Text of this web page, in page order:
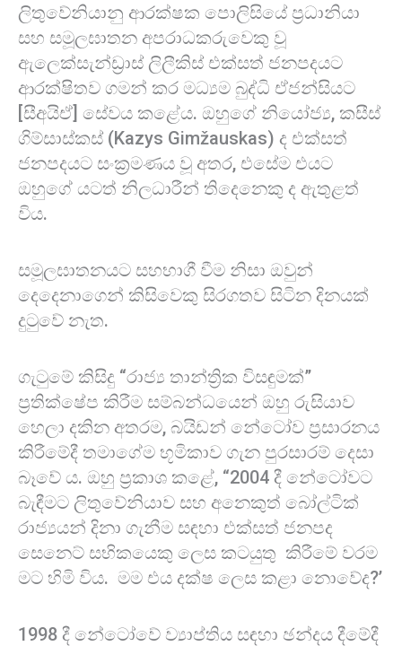
ලිතුවේනියානු ආරක්ෂක පොලිසියේ ප්‍රධානියා
සහ සමූලඝාතන අපරාධකරුවෙකු වූ
ඇලෙක්සැන්ඩ්‍රාස් ලිලීකිස් එක්සත් ජනපදයට
ආරක්ෂිතව ගමන් කර මධ්‍යම බුද්ධි ඒජන්සියට
[සීඅයිඒ] සේවය කළේය. ඔහුගේ නියෝජ්‍ය, කසීස්
ගිම්සාස්කස් (Kazys Gimžauskas) ද එක්සත්
ජනපදයට සංක්‍රමණය වූ අතර, එසේම එයට
ඔහුගේ යටත් නිලධාරීන් තිදෙනෙකු ද ඇතුළත්
විය.
සමූලඝාතනයට සහභාගී වීම නිසා ඔවුන්
දෙදෙනාගෙන් කිසිවෙකු සිරගතව සිටින දිනයක්
දුටුවේ නැත.
ගැටුමේ කිසිදු “රාජ්‍ය තාන්ත්‍රික විසඳුමක්”
ප්‍රතික්ෂේප කිරීම සම්බන්ධයෙන් ඔහු රුසියාව
හෙලා දකින අතරම, බයිඩන් නේටෝව ප්‍රසාරනය
කිරීමේදී තමාගේම භූමිකාව ගැන පුරසාරම් දෙසා
බෑවේ ය. ඔහු ප්‍රකාශ කළේ, “2004 දී නේටෝවට
බැඳීමට ලිතුවේනියාව සහ අනෙකුත් බෝල්ටික්
රාජ්‍යයන් දිනා ගැනීම සඳහා එක්සත් ජනපද
සෙනෙට් සභිකයෙකු ලෙස කටයුතු කිරීමේ වරම
මට හිමි විය. මම එය දක්ෂ ලෙස කළා නොවේද?’
1998 දී නේටෝවේ ව්‍යාප්තිය සඳහා ඡන්දය දීමේදී